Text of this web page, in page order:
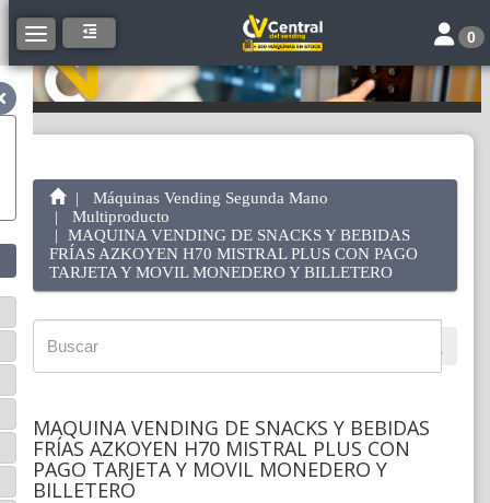
Toggle navigation Toggle
0
Máquinas Vending Segunda Mano
Multiproducto
MAQUINA VENDING DE SNACKS Y BEBIDAS
FRÍAS AZKOYEN H70 MISTRAL PLUS CON PAGO
TARJETA Y MOVIL MONEDERO Y BILLETERO
MAQUINA VENDING DE SNACKS Y BEBIDAS
FRÍAS AZKOYEN H70 MISTRAL PLUS CON
PAGO TARJETA Y MOVIL MONEDERO Y
BILLETERO